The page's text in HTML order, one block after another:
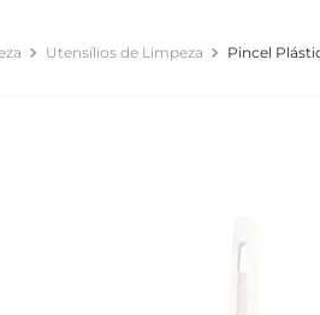
Utensílios de Limpeza Pincel